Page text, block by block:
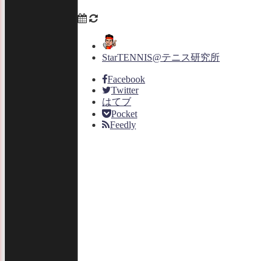
StarTENNIS@テニス研究所
Facebook
Twitter
はてブ
Pocket
Feedly